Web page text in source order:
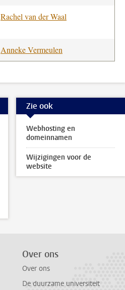
Rachel van der Waal
Anneke Vermeulen
Zie ook
Webhosting en
domeinnamen
Wijzigingen voor de
website
Over ons
Over ons
De duurzame universiteit